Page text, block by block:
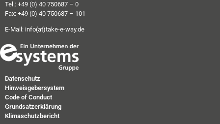
Tel.: +49 (0) 40 750687 – 0
Fax: +49 (0) 40 750687 – 101
E-Mail: info(at)take-e-way.de
Datenschutz
Hinweisgebersystem
Code of Conduct
Grundsatzerklärung
Klimaschutzbericht